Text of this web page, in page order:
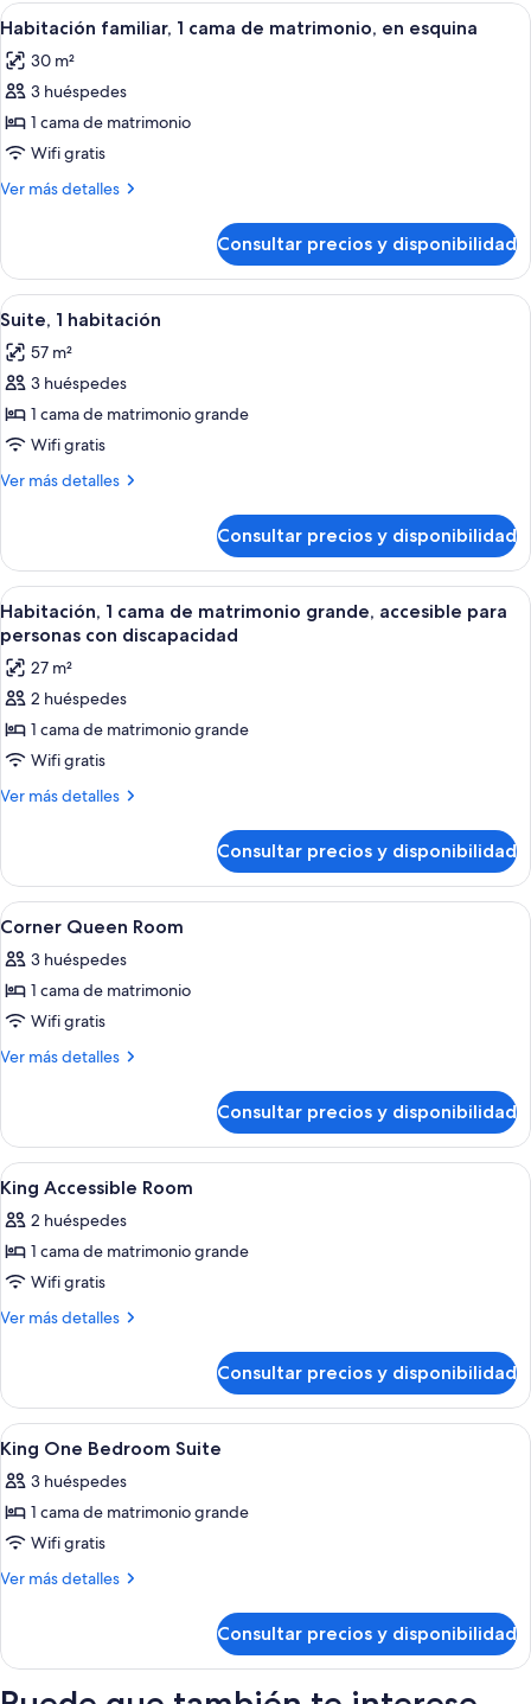
camas
individuales
camas
2
camas
Abrir
todas
las
fotos
de
Habitación
familiar,
de
matrimonio,
en
esquina
Habitación de hotel con una cama
6
Habitación familiar, 1 cama de matrimonio, en esquina
30 m²
3 huéspedes
1 cama de matrimonio
Wifi gratis
Ver más detalles
Más
familiar,
cama
matrimonio,
en
Consultar precios y disponibilidad
Abrir
todas
las
fotos
de
Suite,
1
Una habitación de hotel con una
6
Suite, 1 habitación
57 m²
3 huéspedes
1 cama de matrimonio grande
Wifi gratis
Ver más detalles
Más
1
habitación
Consultar precios y disponibilidad
Abrir
todas
las
fotos
de
Habitación,
1
cama
grande,
accesible
para
personas
con
discapacidad
Habitación de hotel con una cama
4
Habitación, 1 cama de matrimonio grande, accesible para
personas con discapacidad
27 m²
2 huéspedes
1 cama de matrimonio grande
Wifi gratis
Ver más detalles
Más
1
cama
de
grande,
accesible
personas
con
Consultar precios y disponibilidad
Abrir
todas
las
fotos
de
Corner
Ropa de cama de alta calidad y caja
4
Corner Queen Room
3 huéspedes
1 cama de matrimonio
Wifi gratis
Ver más detalles
Más
Queen
Room
Consultar precios y disponibilidad
Abrir
todas
las
fotos
de
King
Habitación de hotel con cama,
4
King Accessible Room
2 huéspedes
1 cama de matrimonio grande
Wifi gratis
Ver más detalles
Más
Accessible
Room
Consultar precios y disponibilidad
Abrir
todas
las
fotos
de
King
Suite
Habitación de hotel con cama,
24
King One Bedroom Suite
3 huéspedes
1 cama de matrimonio grande
Wifi gratis
Ver más detalles
Más
One
Consultar precios y disponibilidad